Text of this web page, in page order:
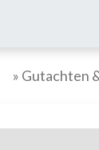
» Gutachten